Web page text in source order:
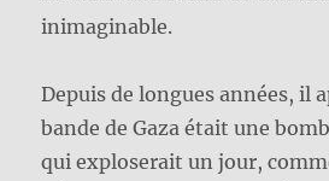
inimaginable.
Depuis de longues années, il
bande de Gaza était une
qui exploserait un jour,